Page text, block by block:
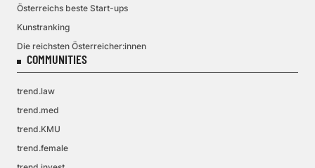
Österreichs beste Start-ups
Kunstranking
Die reichsten Österreicher:innen
COMMUNITIES
trend.law
trend.med
trend.KMU
trend.female